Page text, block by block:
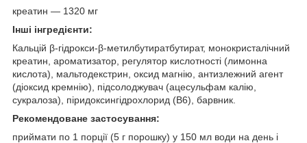
креатин — 1320 мг
Інші інгредієнти:
Кальцій β-гідрокси-β-метилбутиратбутират, монокристалічний
креатин, ароматизатор, регулятор кислотності (лимонна
кислота), мальтодекстрин, оксид магнію, антизлежний агент
(діоксид кремнію), підсолоджувач (ацесульфам калію,
сукралоза), піридоксингідрохлорид (B6), барвник.
Рекомендоване застосування:
приймати по 1 порції (5 г порошку) у 150 мл води на день і